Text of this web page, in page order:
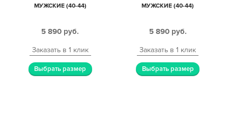
МУЖСКИЕ (40-44)
5 890 руб.
Заказать в 1 клик
Выбрать размер
МУЖСКИЕ (40-44)
5 890 руб.
Заказать в 1 клик
Выбрать размер